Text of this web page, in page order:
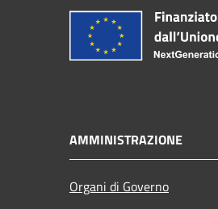
AMMINISTRAZIONE
Organi di Governo